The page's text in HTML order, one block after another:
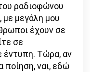
ραδιοφώνου
με μεγάλη μου
έχουν σε
σε
έντυπη. Τώρα, αν
ποίηση, ναι, εδώ